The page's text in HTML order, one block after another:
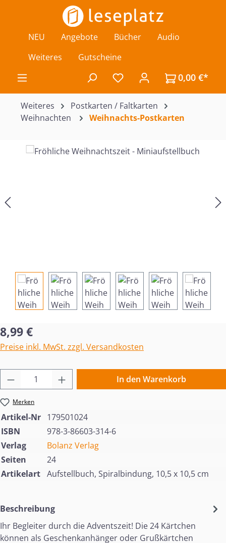
Zum Hauptinhalt springen
NEU Angebote Bücher
Audio
Weiteres
Gutscheine
Du hast 0 Produkte auf
0,00 €*
Weiteres
Postkarten / Faltkarten
Weihnachten
Weihnachts-Postkarten
Bildergalerie überspringen
Regulärer Preis:
8,99 €
Preise inkl. MwSt. zzgl. Versandkosten
Produkt Anzahl: Gib den gewünschten
In den Warenkorb
Merken
Artikel-Nr 179501024
ISBN
978-3-86603-314-6
Verlag
Bolanz Verlag
Seiten
24
Artikelart Aufstellbuch, Spiralbindung, 10,5 x 10,5 cm
Beschreibung
Ihr Begleiter durch die Adventszeit! Die 24 Kärtchen
können als Geschenkanhänger oder Grußkärtchen